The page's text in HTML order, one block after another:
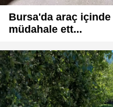
Bursa'da araç
müdahale ett...